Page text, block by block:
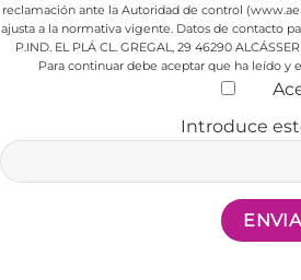
reclamación ante la Autoridad de control
ajusta a la normativa vigente.Datos de contacto
P.IND. EL PLÁ CL. GREGAL, 29 46290
Para continuar debe aceptar que ha leído y
Introduce